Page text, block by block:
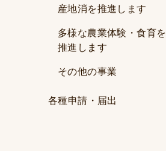
産地消を推進します
多様な農業体験・食育を
推進します
その他の事業
各種申請・届出